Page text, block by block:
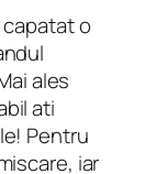
o
ales
ati
Pentru
iar